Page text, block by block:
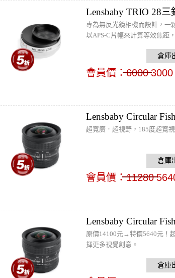
Lensbaby TRIO 28
專為無反光鏡相機而設計，一
以APS-C片幅來計算等效焦距
會員價：6000 3000
Lensbaby Circular
超寬廣．超視野，185度超寬
會員價：11280
Lensbaby Circular
原價14100元→特價5640元！
揮更多視覺創意。